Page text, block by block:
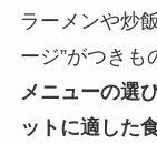
ラーメンや炒
ージ”がつきも
メニューの選
ットに適した